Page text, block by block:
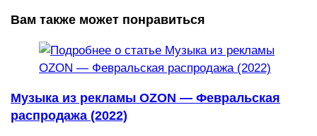
Вам также может понравиться
Музыка из рекламы OZON — Февральская
распродажа (2022)